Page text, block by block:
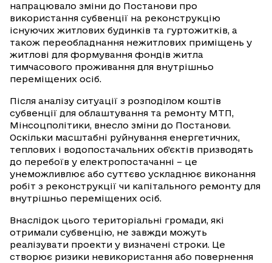
напрацювало зміни до Постанови про
використання субвенції на реконструкцію
існуючих житлових будинків та гуртожитків, а
також переобладнання нежитлових приміщень у
житлові для формування фондів житла
тимчасового проживання для внутрішньо
переміщених осіб.
Після аналізу ситуації з розподілом коштів
субвенції для облаштування та ремонту МТП,
Мінсоцполітики, внесло зміни до Постанови.
Оскільки масштабні руйнування енергетичних,
теплових і водопостачальних об’єктів призводять
до перебоїв у електропостачанні – це
унеможливлює або суттєво ускладнює виконання
робіт з реконструкції чи капітального ремонту для
внутрішньо переміщених осіб.
Внаслідок цього територіальні громади, які
отримали субвенцію, не завжди можуть
реалізувати проекти у визначені строки. Це
створює ризики невикористання або повернення